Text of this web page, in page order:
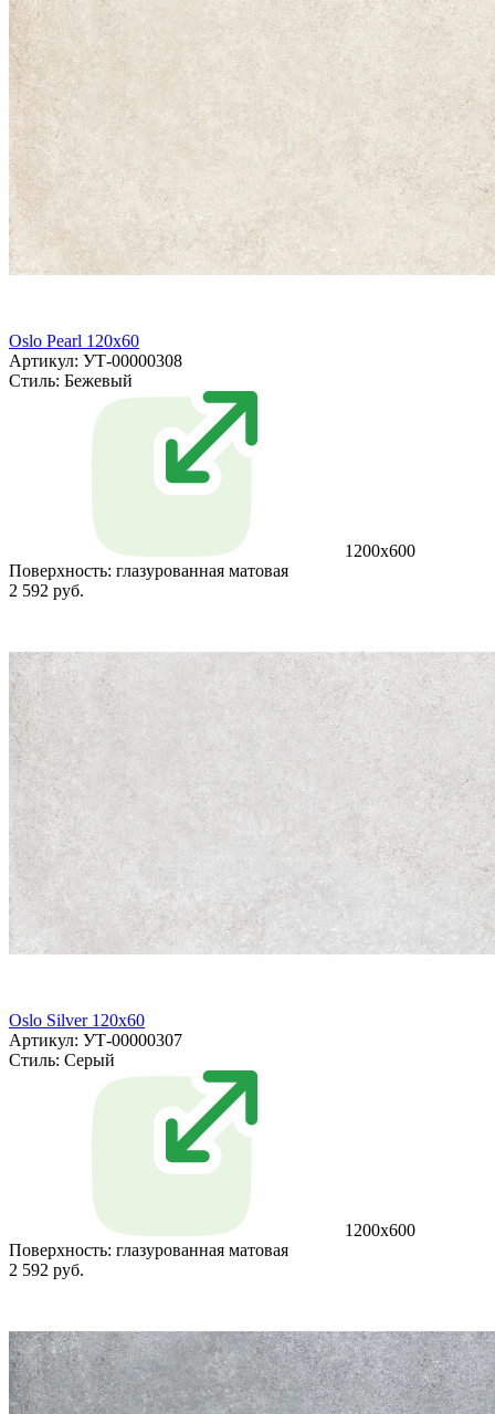
Oslo Pearl 120x60
Артикул: УТ-00000308
Стиль: Бежевый
1200х600
Поверхность: глазурованная матовая
2 592 руб.
Oslo Silver 120x60
Артикул: УТ-00000307
Стиль: Серый
1200х600
Поверхность: глазурованная матовая
2 592 руб.